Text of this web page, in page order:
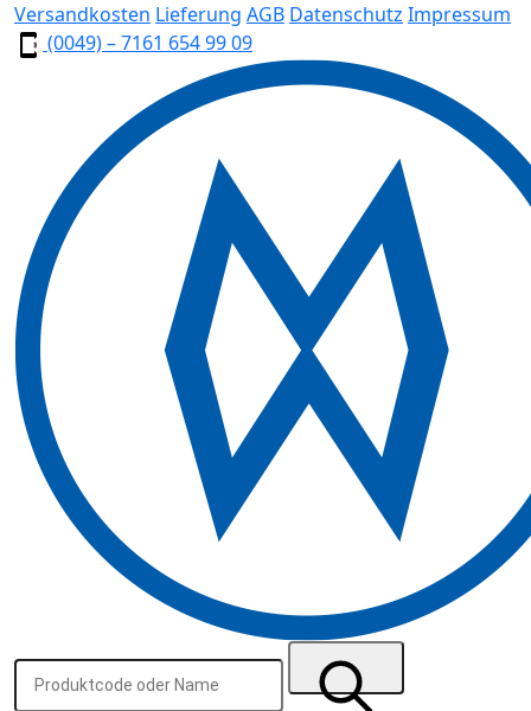
Versandkosten Lieferung AGB Datenschutz Impressum
(0049) – 7161 654 99 09